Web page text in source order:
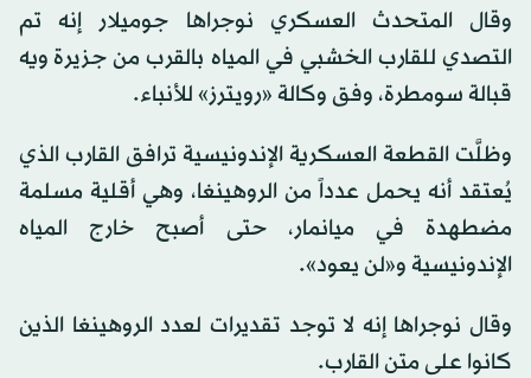
وقال المتحدث العسكري نوجراها جوميلار إنه تم
التصدي للقارب الخشبي في المياه بالقرب من جزيرة ويه
قبالة سومطرة، وفق وكالة «رويترز» للأنباء.
وظلَّت القطعة العسكرية الإندونيسية ترافق القارب الذي
يُعتقد أنه يحمل عدداً من الروهينغا، وهي أقلية مسلمة
مضطهدة في ميانمار، حتى أصبح خارج المياه
الإندونيسية و«لن يعود».
وقال نوجراها إنه لا توجد تقديرات لعدد الروهينغا الذين
كانوا على متن القارب.